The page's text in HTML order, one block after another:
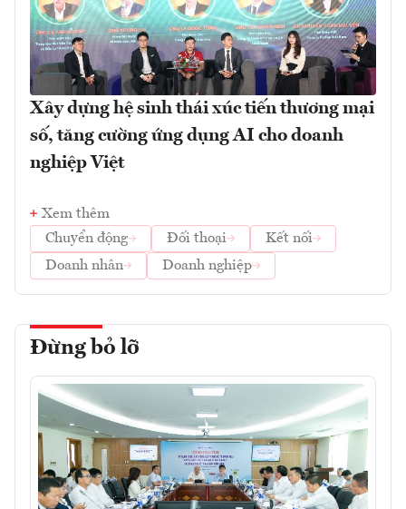
Xây dựng hệ sinh thái xúc tiến thương mại
số, tăng cường ứng dụng AI cho doanh
nghiệp Việt
Xem thêm
Chuyển động
Đối thoại
Kết nối
Doanh nhân
Doanh nghiệp
Đừng bỏ lỡ